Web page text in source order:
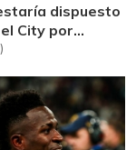
dispuesto
City por